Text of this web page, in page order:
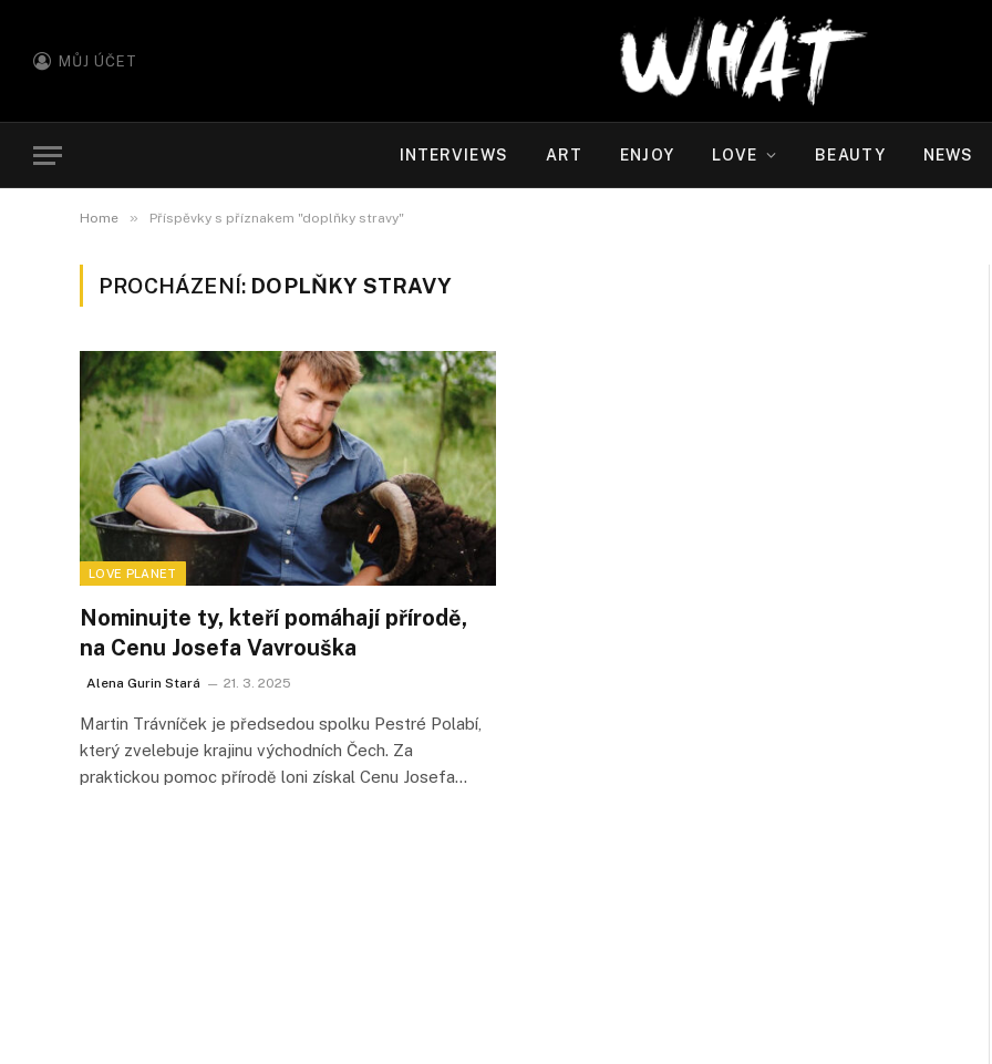
MŮJ ÚČET
INTERVIEWS ART ENJOY LOVE BEAUTY NEWS
Home » Příspěvky s příznakem "doplňky stravy"
PROCHÁZENÍ: DOPLŇKY STRAVY
LOVE PLANET
Nominujte ty, kteří pomáhají přírodě,
na Cenu Josefa Vavrouška
Alena Gurin Stará 21. 3. 2025
Martin Trávníček je předsedou spolku Pestré Polabí,
který zvelebuje krajinu východních Čech. Za
praktickou pomoc přírodě loni získal Cenu Josefa…